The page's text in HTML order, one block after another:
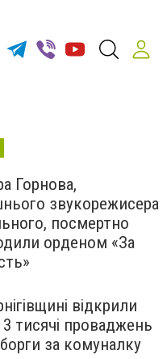
Горнова,
звукорежисера
посмертно
орденом «За
відкрили
тисячі проваджень
за комуналку